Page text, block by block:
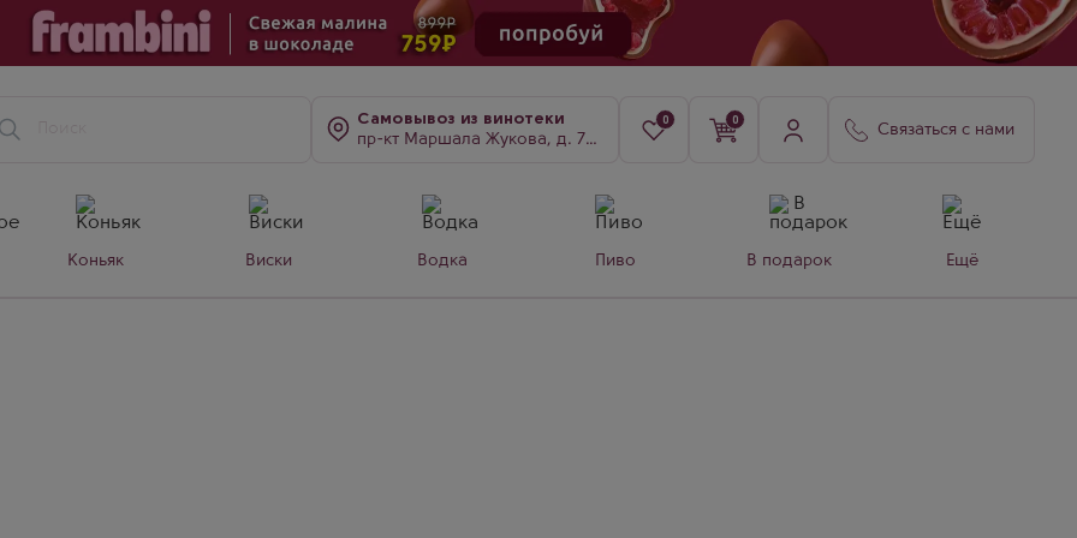
Самовывоз из винотеки
пр-кт Маршала Жукова, д. 78, к. 3
0 0
Связаться с нами
Коньяк Виски Водка Пиво В подарок Ещё